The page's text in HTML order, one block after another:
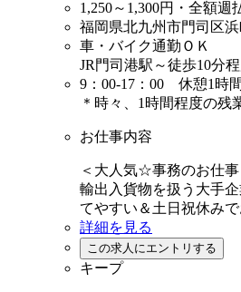
1,250～1,300円 ・全額週
福岡県北九州市門司区
車・バイク通勤ＯＫ
JR門司港駅～徒歩10分
9：00-17：00 休憩1時
＊時々、1時間程度の残
お仕事内容
＜大人気☆事務のお仕
輸出入貨物を扱う大手
てやすい＆土日祝休み
詳細を見る
キープ